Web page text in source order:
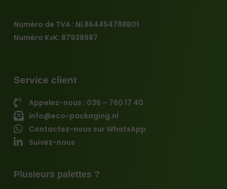
Service client
Appelez-nous : 036 – 760 17 40
info@eco-packaging.nl
Contactez-nous sur WhatsApp
Suivez-nous
Plusieurs palettes ?
Numéro de TVA : NL864454788B01
Numéro KvK: 87938987